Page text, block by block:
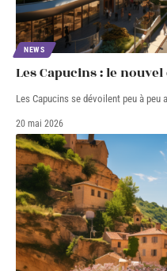
NEWS
Les Capucins : le
Les Capucins se dévoilent peu à peu
20 mai 2026